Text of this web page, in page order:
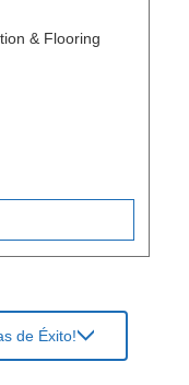
& Flooring
de Éxito!